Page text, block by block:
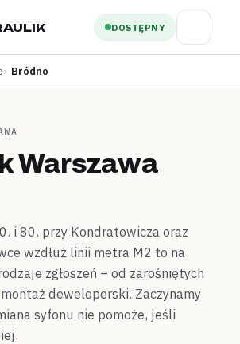
DOSTĘPNY
Bródno
Warszawa
i 80. przy Kondratowicza oraz
wzdłuż linii metra M2 to na
zgłoszeń – od zarośniętych
deweloperski. Zaczynamy
syfonu nie pomoże, jeśli